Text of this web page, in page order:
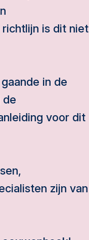
is dit niet
in de
de
voor dit
zijn van